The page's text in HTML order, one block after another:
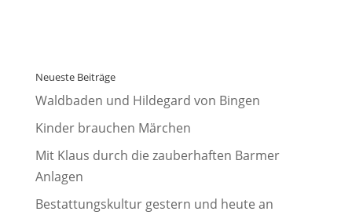
Neueste Beiträge
Waldbaden und Hildegard von Bingen
Kinder brauchen Märchen
Mit Klaus durch die zauberhaften Barmer
Anlagen
Bestattungskultur gestern und heute an